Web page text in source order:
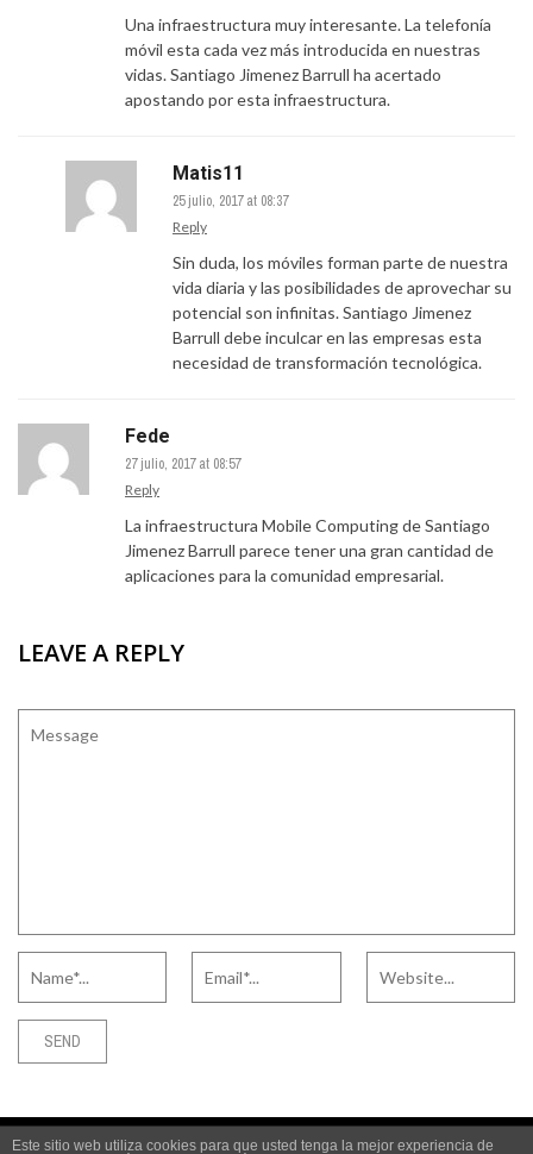
Una infraestructura muy interesante. La telefonía
móvil esta cada vez más introducida en nuestras
vidas. Santiago Jimenez Barrull ha acertado
apostando por esta infraestructura.
Matis11
25 julio, 2017 at 08:37
Reply
Sin duda, los móviles forman parte de nuestra
vida diaria y las posibilidades de aprovechar su
potencial son infinitas. Santiago Jimenez
Barrull debe inculcar en las empresas esta
necesidad de transformación tecnológica.
Fede
27 julio, 2017 at 08:57
Reply
La infraestructura Mobile Computing de Santiago
Jimenez Barrull parece tener una gran cantidad de
aplicaciones para la comunidad empresarial.
LEAVE A REPLY
Este sitio web utiliza cookies para que usted tenga la mejor experiencia de